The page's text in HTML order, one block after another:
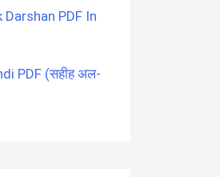
Darshan PDF In
PDF (सहीह अल-